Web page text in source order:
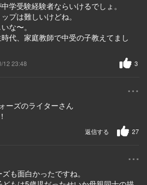
学受験経験者ならいけるでしょ。
プは難しいけどね。
な〜。
代、家庭教師で中受の子教えてまし
12 23:48 3
...
ーズのライターさん
27
返信する
...
も面白かったですね。